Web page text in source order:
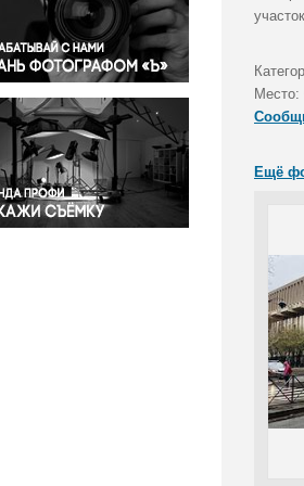
Правосудие
Происшествия и конфликты
Религия
Светская жизнь
Спорт
Экология
Экономика и бизнес
Место:
Ещё